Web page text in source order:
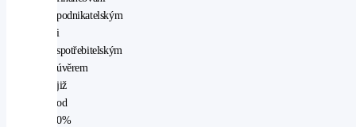
podnikatelským
i
spotřebitelským
úvěrem
již
od
0%